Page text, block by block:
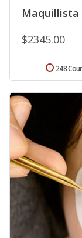
Maquillista
$2345.00
248